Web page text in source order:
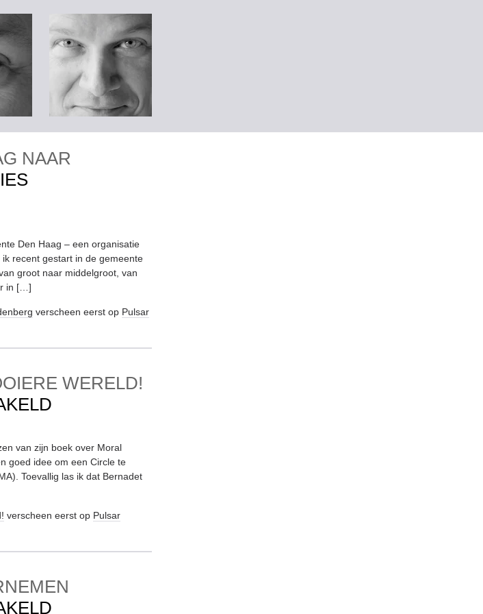
NAAR
Den Haag – een organisatie
recent gestart in de gemeente
groot naar middelgroot, van
in […]
verscheen eerst op Pulsar
WERELD!
AAN
EEN
MOOIERE
WERELD!
van zijn boek over Moral
goed idee om een Circle te
Toevallig las ik dat Bernadet
verscheen eerst op Pulsar